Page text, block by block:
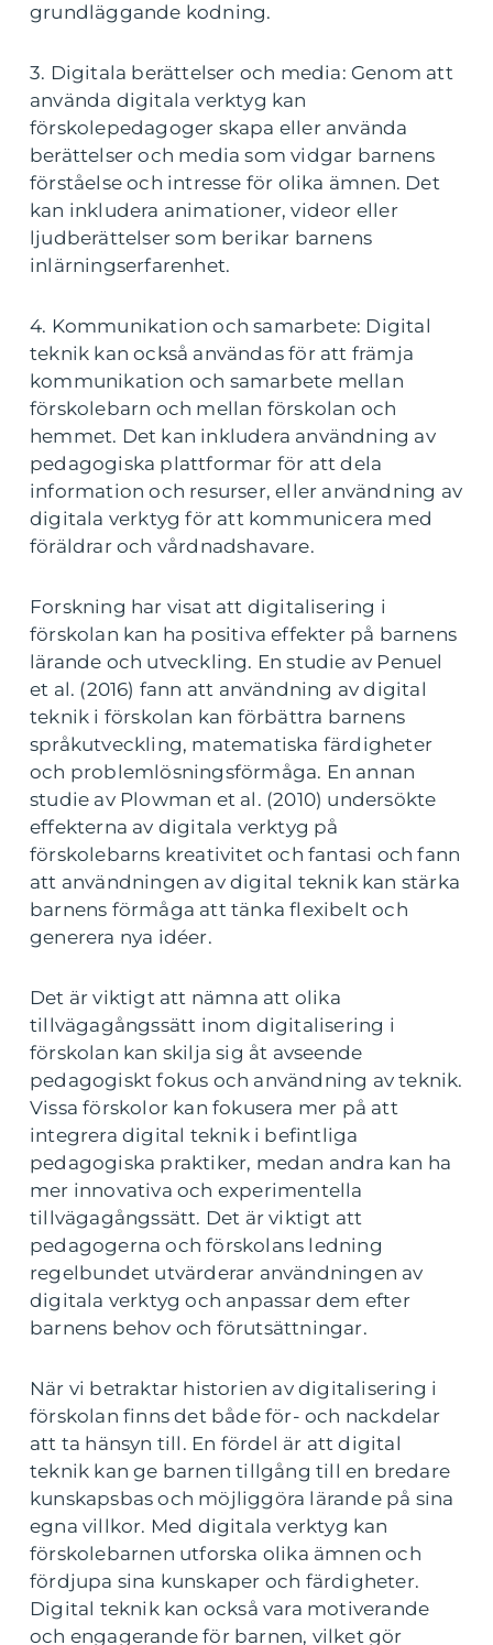
grundläggande kodning.
3. Digitala berättelser och media: Genom att
använda digitala verktyg kan
förskolepedagoger skapa eller använda
berättelser och media som vidgar barnens
förståelse och intresse för olika ämnen. Det
kan inkludera animationer, videor eller
ljudberättelser som berikar barnens
inlärningserfarenhet.
4. Kommunikation och samarbete: Digital
teknik kan också användas för att främja
kommunikation och samarbete mellan
förskolebarn och mellan förskolan och
hemmet. Det kan inkludera användning av
pedagogiska plattformar för att dela
information och resurser, eller användning av
digitala verktyg för att kommunicera med
föräldrar och vårdnadshavare.
Forskning har visat att digitalisering i
förskolan kan ha positiva effekter på barnens
lärande och utveckling. En studie av Penuel
et al. (2016) fann att användning av digital
teknik i förskolan kan förbättra barnens
språkutveckling, matematiska färdigheter
och problemlösningsförmåga. En annan
studie av Plowman et al. (2010) undersökte
effekterna av digitala verktyg på
förskolebarns kreativitet och fantasi och fann
att användningen av digital teknik kan stärka
barnens förmåga att tänka flexibelt och
generera nya idéer.
Det är viktigt att nämna att olika
tillvägagångssätt inom digitalisering i
förskolan kan skilja sig åt avseende
pedagogiskt fokus och användning av teknik.
Vissa förskolor kan fokusera mer på att
integrera digital teknik i befintliga
pedagogiska praktiker, medan andra kan ha
mer innovativa och experimentella
tillvägagångssätt. Det är viktigt att
pedagogerna och förskolans ledning
regelbundet utvärderar användningen av
digitala verktyg och anpassar dem efter
barnens behov och förutsättningar.
När vi betraktar historien av digitalisering i
förskolan finns det både för- och nackdelar
att ta hänsyn till. En fördel är att digital
teknik kan ge barnen tillgång till en bredare
kunskapsbas och möjliggöra lärande på sina
egna villkor. Med digitala verktyg kan
förskolebarnen utforska olika ämnen och
fördjupa sina kunskaper och färdigheter.
Digital teknik kan också vara motiverande
och engagerande för barnen, vilket gör